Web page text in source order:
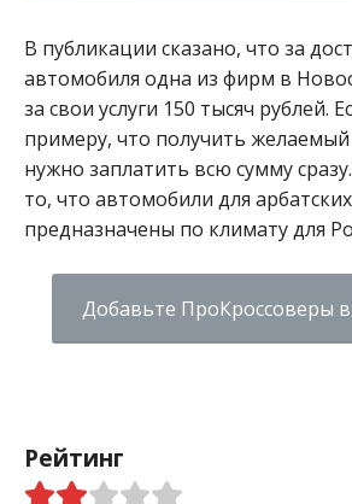
В публикации сказано, что за
автомобиля одна из фирм в
за свои услуги 150 тысяч рублей.
примеру, что получить
нужно заплатить всю сумму
то, что автомобили для
предназначены по климату для
Добавьте ПроКроссоверы
Рейтинг